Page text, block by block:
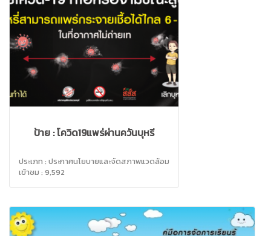
ป้าย : โควิด19แพร่ผ่านควันบุหรี่
ประเภท : ประกาศนโยบายและจัดสภาพแวดล้อม
เข้าชม : 9,592